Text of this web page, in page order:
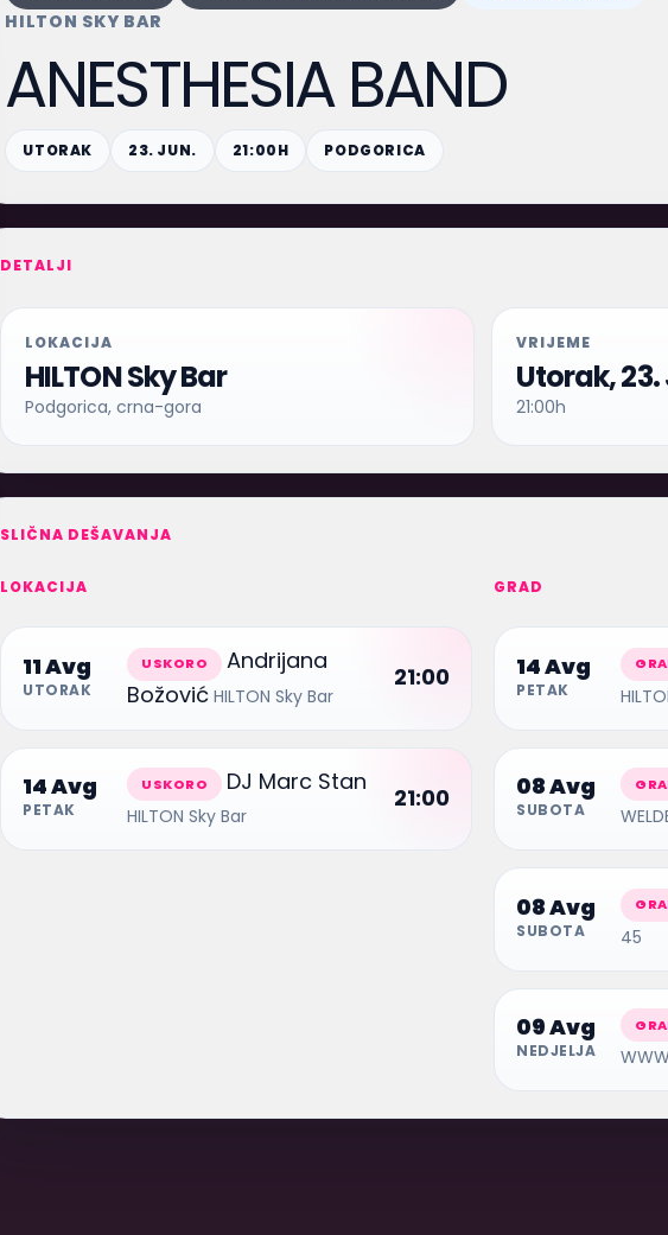
HILTON SKY BAR
ANESTHESIA BAND
UTORAK 23. JUN. 21:00H PODGORICA
DETALJI
LOKACIJA
HILTON Sky Bar
Podgorica, crna-gora
VRIJEME
Utorak, 23.
21:00h
SLIČNA DEŠAVANJA
LOKACIJA
11 Avg
UTORAK
USKORO
Andrijana
Božović HILTON Sky Bar
21:00
14 Avg
PETAK
USKORO DJ Marc Stan
HILTON Sky Bar
21:00
GRAD
14 Avg
PETAK
08 Avg
SUBOTA
08 Avg
SUBOTA
45
09 Avg
NEDJELJA